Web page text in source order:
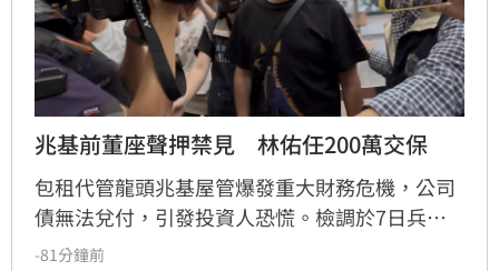
兆基前董座聲押禁見　林佑任200萬交保
包租代管龍頭兆基屋管爆發重大財務危機，公司
債無法兌付，引發投資人恐慌。檢調於7日兵分
多路搜索，約談前董事長李建成及共同創辦人林
-81分鐘前